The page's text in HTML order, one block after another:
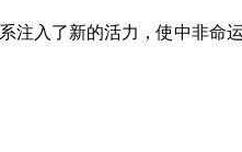
注入了新的活力，使中非命